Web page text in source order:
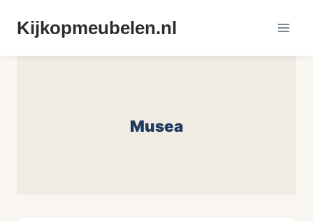
naarKijkopmeubelen.nl
Musea